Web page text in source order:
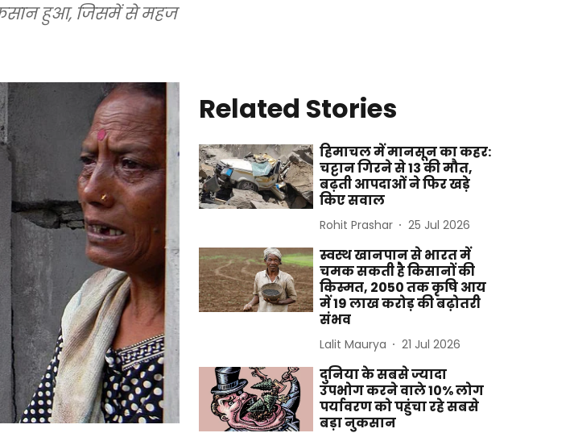
हुआ, जिसमें से महज
Related Stories
हिमाचल में मानसून का कहर:
चट्टान गिरने से 13 की मौत,
बढ़ती आपदाओं ने फिर खड़े
किए सवाल
Rohit Prashar 25 Jul 2026
स्वस्थ खानपान से भारत में
चमक सकती है किसानों की
किस्मत, 2050 तक कृषि आय
में 19 लाख करोड़ की बढ़ोतरी
संभव
Lalit Maurya 21 Jul 2026
दुनिया के सबसे ज्यादा
उपभोग करने वाले 10% लोग
पर्यावरण को पहुंचा रहे सबसे
बड़ा नुकसान